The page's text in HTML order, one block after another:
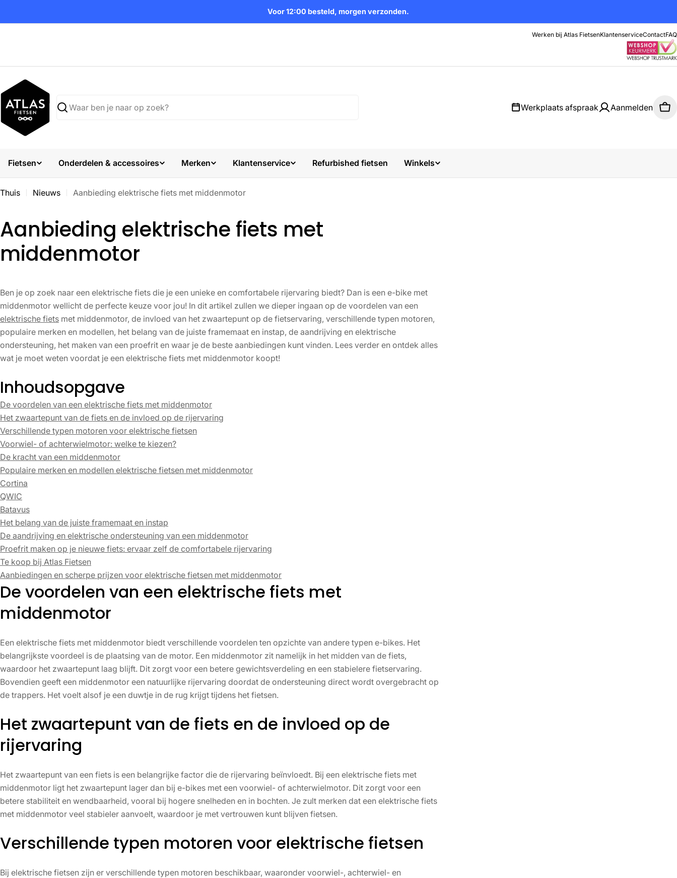
Voor 12:00 besteld, morgen verzonden.
Werken bij Atlas FietsenKlantenserviceContactFAQ
Zoekopdracht
Werkplaats afspraak Aanmelden
Fietsen Onderdelen & accessoires Merken Klantenservice Refurbished fietsen Winkels
Thuis Nieuws Aanbieding elektrische fiets met middenmotor
Aanbieding elektrische fiets met
middenmotor
Ben je op zoek naar een elektrische fiets die je een unieke en comfortabele rijervaring biedt? Dan is een e-bike met
middenmotor wellicht de perfecte keuze voor jou! In dit artikel zullen we dieper ingaan op de voordelen van een
elektrische fiets met middenmotor, de invloed van het zwaartepunt op de fietservaring, verschillende typen motoren,
populaire merken en modellen, het belang van de juiste framemaat en instap, de aandrijving en elektrische
ondersteuning, het maken van een proefrit en waar je de beste aanbiedingen kunt vinden. Lees verder en ontdek alles
wat je moet weten voordat je een elektrische fiets met middenmotor koopt!
Inhoudsopgave
De voordelen van een elektrische fiets met middenmotor
Het zwaartepunt van de fiets en de invloed op de rijervaring
Verschillende typen motoren voor elektrische fietsen
Voorwiel- of achterwielmotor: welke te kiezen?
De kracht van een middenmotor
Populaire merken en modellen elektrische fietsen met middenmotor
Cortina
QWIC
Batavus
Het belang van de juiste framemaat en instap
De aandrijving en elektrische ondersteuning van een middenmotor
Proefrit maken op je nieuwe fiets: ervaar zelf de comfortabele rijervaring
Te koop bij Atlas Fietsen
Aanbiedingen en scherpe prijzen voor elektrische fietsen met middenmotor
De voordelen van een elektrische fiets met
middenmotor
Een elektrische fiets met middenmotor biedt verschillende voordelen ten opzichte van andere typen e-bikes. Het
belangrijkste voordeel is de plaatsing van de motor. Een middenmotor zit namelijk in het midden van de fiets,
waardoor het zwaartepunt laag blijft. Dit zorgt voor een betere gewichtsverdeling en een stabielere fietservaring.
Bovendien geeft een middenmotor een natuurlijke rijervaring doordat de ondersteuning direct wordt overgebracht op
de trappers. Het voelt alsof je een duwtje in de rug krijgt tijdens het fietsen.
Het zwaartepunt van de fiets en de invloed op de
rijervaring
Het zwaartepunt van een fiets is een belangrijke factor die de rijervaring beïnvloedt. Bij een elektrische fiets met
middenmotor ligt het zwaartepunt lager dan bij e-bikes met een voorwiel- of achterwielmotor. Dit zorgt voor een
betere stabiliteit en wendbaarheid, vooral bij hogere snelheden en in bochten. Je zult merken dat een elektrische fiets
met middenmotor veel stabieler aanvoelt, waardoor je met vertrouwen kunt blijven fietsen.
Verschillende typen motoren voor elektrische fietsen
Bij elektrische fietsen zijn er verschillende typen motoren beschikbaar, waaronder voorwiel-, achterwiel- en